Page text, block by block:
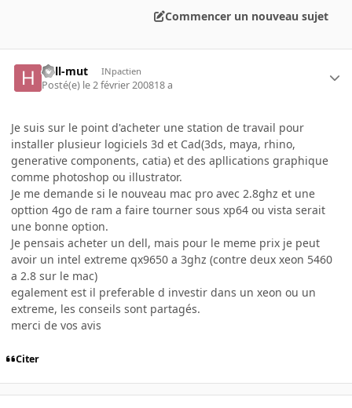
Commencer un nouveau sujet
hell-mut INpactien
Posté(e) le 2 février 200818 a
Je suis sur le point d'acheter une station de travail pour
installer plusieur logiciels 3d et Cad(3ds, maya, rhino,
generative components, catia) et des apllications graphique
comme photoshop ou illustrator.
Je me demande si le nouveau mac pro avec 2.8ghz et une
opttion 4go de ram a faire tourner sous xp64 ou vista serait
une bonne option.
Je pensais acheter un dell, mais pour le meme prix je peut
avoir un intel extreme qx9650 a 3ghz (contre deux xeon 5460
a 2.8 sur le mac)
egalement est il preferable d investir dans un xeon ou un
extreme, les conseils sont partagés.
merci de vos avis
Citer